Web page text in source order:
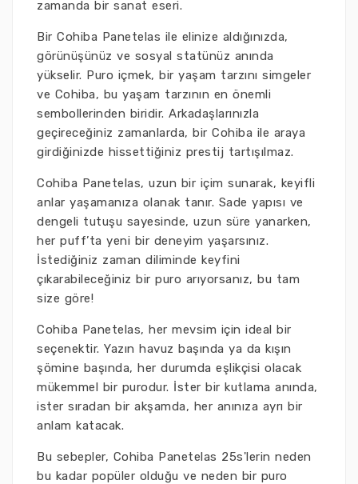
zamanda bir sanat eseri.
Bir Cohiba Panetelas ile elinize aldığınızda,
görünüşünüz ve sosyal statünüz anında
yükselir. Puro içmek, bir yaşam tarzını simgeler
ve Cohiba, bu yaşam tarzının en önemli
sembollerinden biridir. Arkadaşlarınızla
geçireceğiniz zamanlarda, bir Cohiba ile araya
girdiğinizde hissettiğiniz prestij tartışılmaz.
Cohiba Panetelas, uzun bir içim sunarak, keyifli
anlar yaşamanıza olanak tanır. Sade yapısı ve
dengeli tutuşu sayesinde, uzun süre yanarken,
her puff’ta yeni bir deneyim yaşarsınız.
İstediğiniz zaman diliminde keyfini
çıkarabileceğiniz bir puro arıyorsanız, bu tam
size göre!
Cohiba Panetelas, her mevsim için ideal bir
seçenektir. Yazın havuz başında ya da kışın
şömine başında, her durumda eşlikçisi olacak
mükemmel bir purodur. İster bir kutlama anında,
ister sıradan bir akşamda, her anınıza ayrı bir
anlam katacak.
Bu sebepler, Cohiba Panetelas 25s'lerin neden
bu kadar popüler olduğu ve neden bir puro